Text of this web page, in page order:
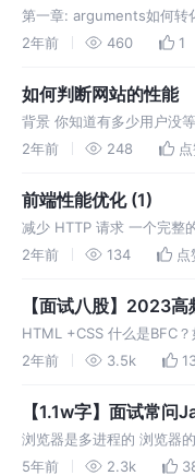
第一章: arguments如何转
arguments本身并不能调用
2年前 460 1
如何判断网站的性能
背景 你知道有多少用户没
业务目标产生负面影响。
和留
2年前 248
前端性能优化 (1)
减少 HTTP 请求 一个完整
手，浏览器发出 HTTP 请
2年前 134 点
【面试八股】2023
HTML +CSS 什么是BFC
陷”？ CSS如何出来溢出
2年前 3.5k
【1.1w字】面试常
微任务，彻底明白原
浏览器是多进程的 浏览器
能够运行，是因为系统给
5年前 2.3k